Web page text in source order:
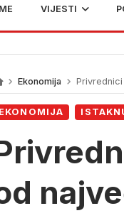
VIJESTI
Ekonomija
EKONOMIJA